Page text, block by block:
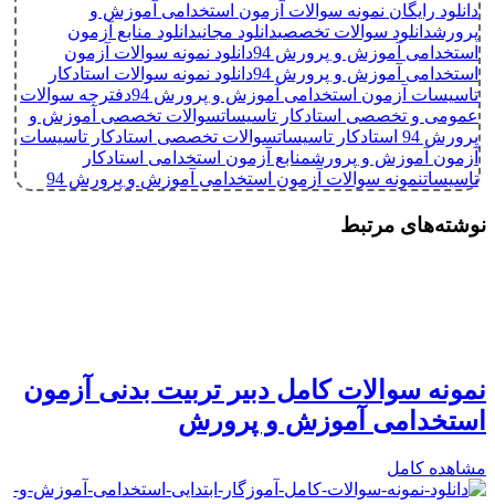
دانلود رایگان نمونه سوالات آزمون استخدامی آموزش و
پرورشدانلود سوالات تخصصیدانلود مجانیدانلود منابع آزمون
استخدامی آموزش و پرورش 94
دانلود نمونه سوالات آزمون
استخدامی آموزش و پرورش 94
دانلود نمونه سوالات استادکار
تاسیسات آزمون استخدامی آموزش و پرورش 94
دفترچه سوالات
عمومی و تخصصی استادکار تاسیساتسوالات تخصصی آموزش و
پرورش 94 استادکار تاسیسات
سوالات تخصصی استادکار تاسیسات
آزمون آموزش و پرورشمنابع آزمون استخدامی استادکار
تاسیساتنمونه سوالات آزمون استخدامی آموزش و پرورش 94
نوشته‌های مرتبط
نمونه سوالات کامل دبیر تربیت بدنی آزمون
استخدامی آموزش و پرورش
مشاهده کامل